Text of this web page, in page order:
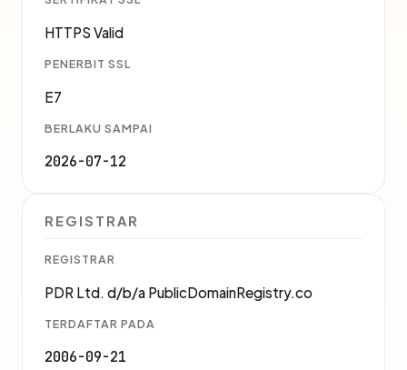
HTTPS Valid
PENERBIT SSL
E7
BERLAKU SAMPAI
2026-07-12
REGISTRAR
REGISTRAR
PDR Ltd. d/b/a PublicDomainRegistry.co
TERDAFTAR PADA
2006-09-21